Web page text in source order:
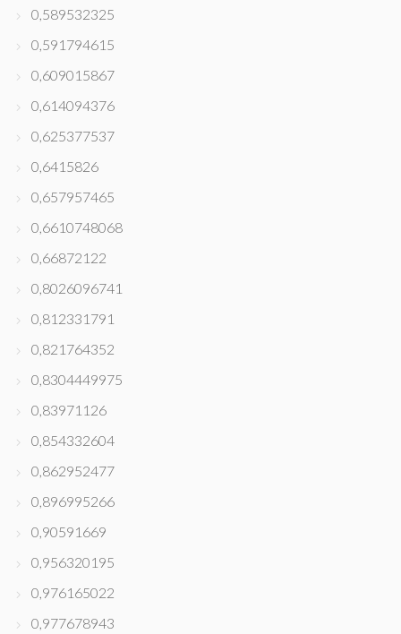
0,589532325
0,591794615
0,609015867
0,614094376
0,625377537
0,6415826
0,657957465
0,6610748068
0,66872122
0,8026096741
0,812331791
0,821764352
0,8304449975
0,83971126
0,854332604
0,862952477
0,896995266
0,90591669
0,956320195
0,976165022
0,977678943